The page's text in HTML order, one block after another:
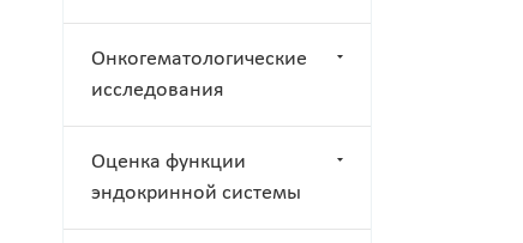
Онкогематологические
исследования
Оценка функции
эндокринной системы